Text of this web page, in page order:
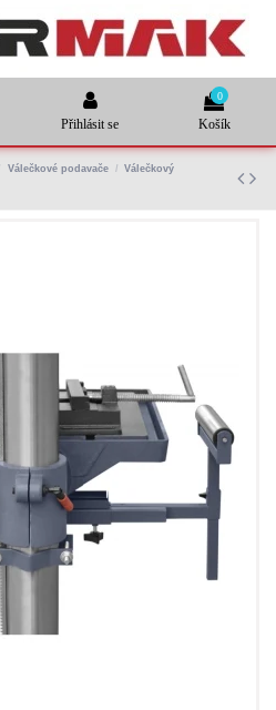
Přihlásit se
0
Košík
Válečkové podavače
Válečkový